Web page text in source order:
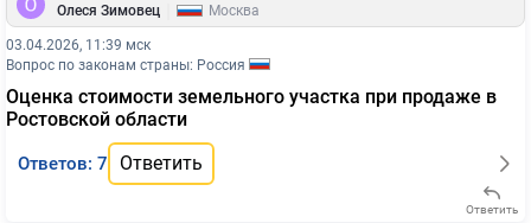
Олеся Зимовец
Москва
03.04.2026, 11:39 мск
Вопрос по законам страны: Россия
Оценка стоимости земельного участка при продаже в
Ростовской области
Ответов: 7 Ответить
Ответить